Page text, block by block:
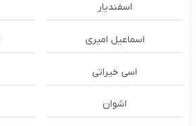
اسفندیار
اسماعیل امیری
اسی خیراتی
اشوان